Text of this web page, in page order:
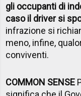
gli occupanti di
caso il driver si
infrazione si
meno, infine,
conviventi.
COMMON SENSE